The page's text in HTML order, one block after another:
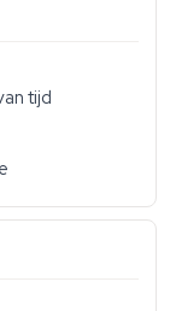
tijd